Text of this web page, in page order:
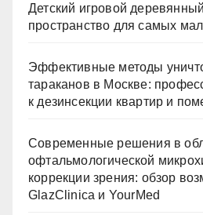
Детский игровой
пространство для самых
Эффективные методы
тараканов в Москве:
к дезинсекции квартир и
Современные решения в
офтальмологической
коррекции зрения: обзор
GlazClinica и YourMed